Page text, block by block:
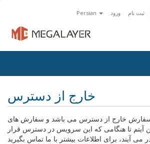
Persian ورود ثبت نام
خارج از دسترس
خارج از دسترس می باشد و سفارش های
آیتم تا هنگامی که این سرویس در دسترس قرار